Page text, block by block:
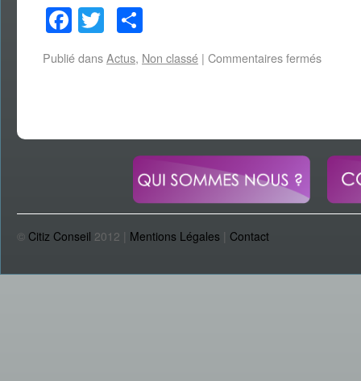
Facebook
Twitter
Publié dansActus, Non classé | Commentaires fermés
© Citiz Conseil 2012 | Mentions Légales | Contact